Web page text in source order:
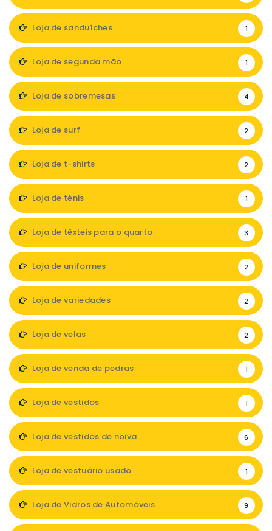
Loja de sanduíches 1
Loja de segunda mão 1
Loja de sobremesas 4
Loja de surf 2
Loja de t-shirts 2
Loja de ténis 1
Loja de têxteis para o quarto 3
Loja de uniformes 2
Loja de variedades 2
Loja de velas 2
Loja de venda de pedras 1
Loja de vestidos 1
Loja de vestidos de noiva 6
Loja de vestuário usado 1
Loja de Vidros de Automóveis 9